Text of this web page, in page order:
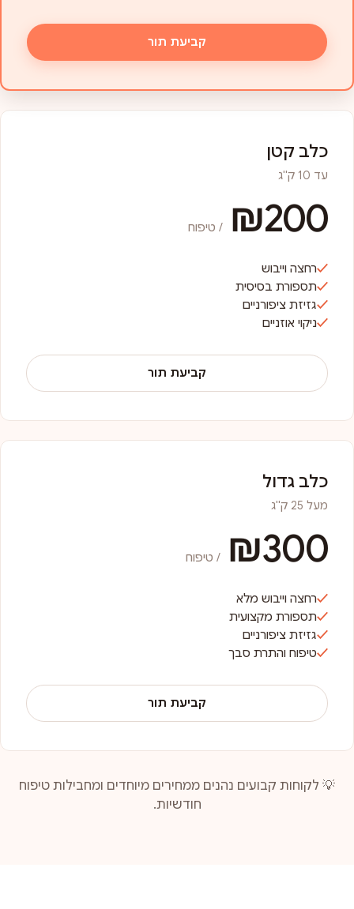
כלב קטן
עד 10 ק"ג
₪200 / טיפוח
רחצה וייבוש
תספורת בסיסית
גזיזת ציפורניים
ניקוי אוזניים
קביעת תור
קביעת תור
כלב גדול
מעל 25 ק"ג
₪300 / טיפוח
רחצה וייבוש מלא
תספורת מקצועית
גזיזת ציפורניים
טיפוח והתרת סבך
קביעת תור
💡 לקוחות קבועים נהנים ממחירים מיוחדים ומחבילות טיפוח
חודשיות.